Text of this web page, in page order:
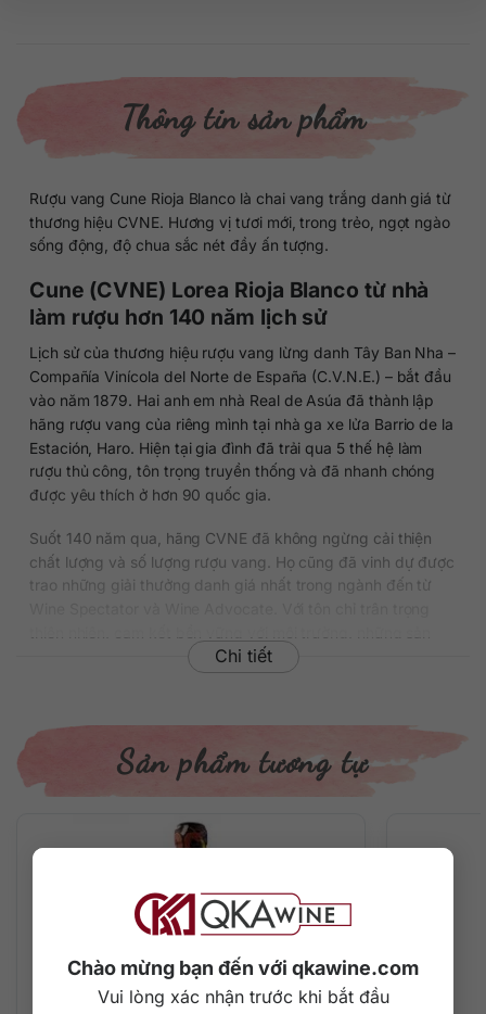
Chào mừng bạn đến với qkawine.com
Vui lòng xác nhận trước khi bắt đầu
Thông tin sản phẩm
Rượu vang Cune Rioja Blanco là chai vang trắng danh giá từ
thương hiệu CVNE. Hương vị tươi mới, trong trẻo, ngọt ngào
sống động, độ chua sắc nét đầy ấn tượng.
Cune (CVNE) Lorea Rioja Blanco từ nhà
làm rượu hơn 140 năm lịch sử
Lịch sử của thương hiệu rượu vang lừng danh Tây Ban Nha –
Compañía Vinícola del Norte de España (C.V.N.E.) – bắt đầu
vào năm 1879. Hai anh em nhà Real de Asúa đã thành lập
hãng rượu vang của riêng mình tại nhà ga xe lửa Barrio de la
Estación, Haro. Hiện tại gia đình đã trải qua 5 thế hệ làm
rượu thủ công, tôn trọng truyền thống và đã nhanh chóng
được yêu thích ở hơn 90 quốc gia.
Suốt 140 năm qua, hãng CVNE đã không ngừng cải thiện
chất lượng và số lượng rượu vang. Họ cũng đã vinh dự được
trao những giải thưởng danh giá nhất trong ngành đến từ
phẩm của CVNE thực sự chinh phục người tiêu dùng. Hiện
gia.
Tìm hiểu quy trình sản xuất vang trắng
Tây Ban Nha Cune Rioja Blanco
Những cây nho Viura hơn 40 năm tuổi ở Torremotalvo (thuộc
sở hữu của CUNE) và một số vườn nho lân cận ở Rioja Alta
trắng Cune Rioja Blanco trứ danh. Sau khi thu hoạch nho sẽ
được ngâm lạnh nguyên vỏ, sau đó được lên men trong
thùng thép không gỉ ở điều kiện nhiệt độ lý tưởng. Sau quá
trình ngâm ủ hoàn tất, rượu sẽ đượclọc cặn tự nhiên, đem đi
đóng chai, để ổn định hương vị một thời gian rồi tung ra thị
Chi tiết
Sản phẩm tương tự